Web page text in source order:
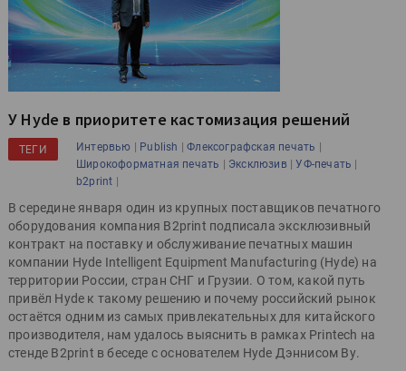
У Hyde в приоритете кастомизация решений
ТЕГИ Интервью | Publish |Флексографская печать |
Широкоформатная печать | Эксклюзив |УФ-печать |
b2print |
В середине января один из крупных поставщиков печатного
оборудования компания B2print подписала эксклюзивный
контракт на поставку и обслуживание печатных машин
компании Hyde Intelligent Equipment Manufacturing (Hyde) на
территории России, стран СНГ и Грузии. О том, какой путь
привёл Hyde к такому решению и почему российский рынок
остаётся одним из самых привлекательных для китайского
производителя, нам удалось выяснить в рамках Printech на
стенде B2print в беседе с основателем Hyde Дэннисом Ву.